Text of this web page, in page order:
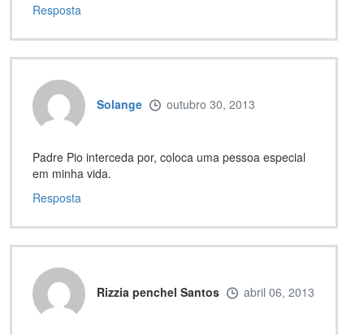
Resposta
Solange outubro 30, 2013
Padre Pio interceda por, coloca uma pessoa especial
em minha vida.
Resposta
Rizzia penchel Santos abril 06, 2013